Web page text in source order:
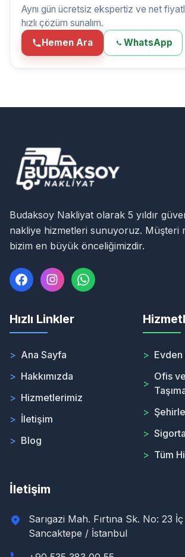
Aynı gün ücretsiz ekspertiz ve net
hızlı çözüm sunalım.
Hemen Ara
WhatsApp
Budaksoy Nakliyat olarak 5 yıldır
nakliye hizmetleri sunuyoruz. Müşteri
bizim en büyük önceliğimizdir.
Hızlı Linkler
> Ana Sayfa
> Hakkımızda
> Hizmetlerimiz
> İletişim
> Blog
>
>
Ofis
>
>
> Tüm
İletişim
Sarıgazi Mah. Fırtına Sk. No: 23
Sancaktepe / İstanbul